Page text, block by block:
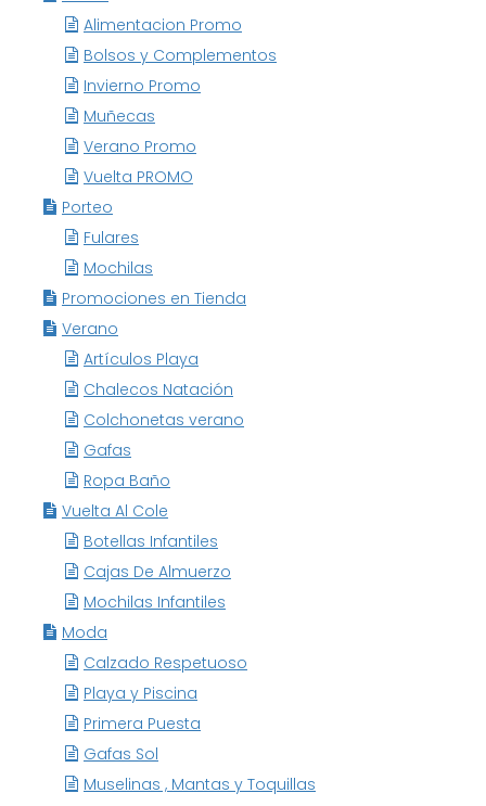
Alimentacion Promo
Bolsos y Complementos
Invierno Promo
Muñecas
Verano Promo
Vuelta PROMO
Porteo
Fulares
Mochilas
Promociones en Tienda
Verano
Artículos Playa
Chalecos Natación
Colchonetas verano
Gafas
Ropa Baño
Vuelta Al Cole
Botellas Infantiles
Cajas De Almuerzo
Mochilas Infantiles
Moda
Calzado Respetuoso
Playa y Piscina
Primera Puesta
Gafas Sol
Muselinas , Mantas y Toquillas